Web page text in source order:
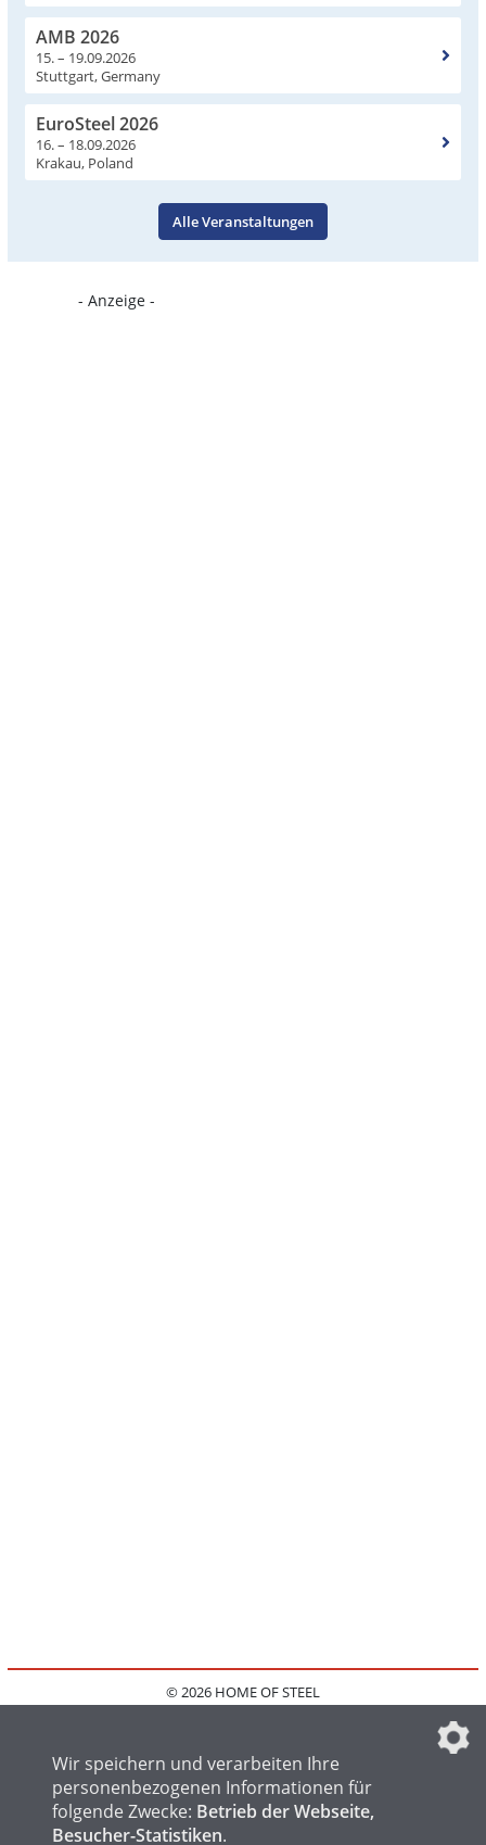
AMB 2026
15. – 19.09.2026
Stuttgart, Germany
EuroSteel 2026
16. – 18.09.2026
Krakau, Poland
Alle Veranstaltungen
- Anzeige -
© 2026 HOME OF STEEL
IMPRESSUM
FAQ
DATENSCHUTZEINSTELLUNGEN
Wir speichern und verarbeiten Ihre
personenbezogenen Informationen für
folgende Zwecke: Betrieb der Webseite,
Besucher-Statistiken.